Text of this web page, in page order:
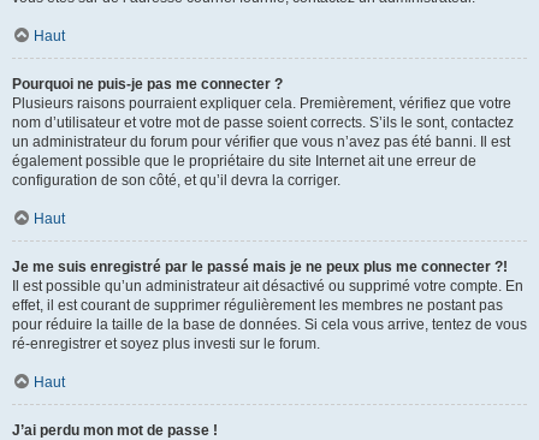
Haut
Pourquoi ne puis-je pas me connecter ?
Plusieurs raisons pourraient expliquer cela. Premièrement, vérifiez que votre
nom d’utilisateur et votre mot de passe soient corrects. S’ils le sont, contactez
un administrateur du forum pour vérifier que vous n’avez pas été banni. Il est
également possible que le propriétaire du site Internet ait une erreur de
configuration de son côté, et qu’il devra la corriger.
Haut
Je me suis enregistré par le passé mais je ne peux plus me connecter ?!
Il est possible qu’un administrateur ait désactivé ou supprimé votre compte. En
effet, il est courant de supprimer régulièrement les membres ne postant pas
pour réduire la taille de la base de données. Si cela vous arrive, tentez de vous
ré-enregistrer et soyez plus investi sur le forum.
Haut
J’ai perdu mon mot de passe !